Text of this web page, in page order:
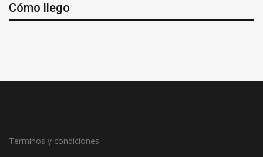
Cómo llego
Terminos y condiciones